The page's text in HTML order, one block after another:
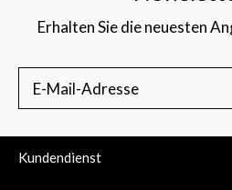
Erhalten Sie die neuesten
Kundendienst